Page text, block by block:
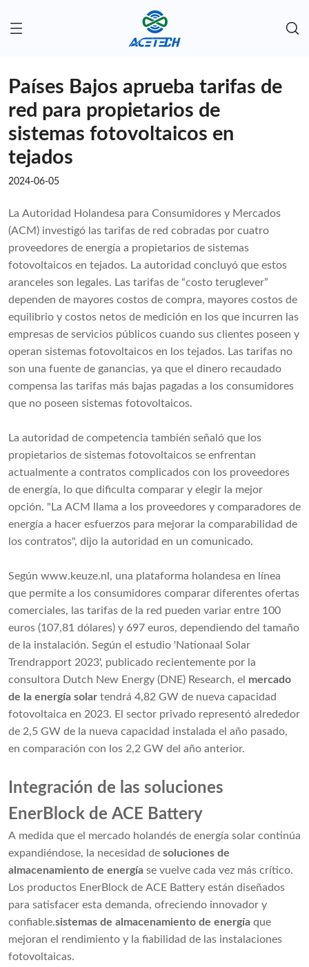
Países Bajos aprueba tarifas de
red para propietarios de
sistemas fotovoltaicos en
tejados
2024-06-05
La Autoridad Holandesa para Consumidores y Mercados
(ACM) investigó las tarifas de red cobradas por cuatro
proveedores de energía a propietarios de sistemas
fotovoltaicos en tejados. La autoridad concluyó que estos
aranceles son legales. Las tarifas de “costo teruglever”
dependen de mayores costos de compra, mayores costos de
equilibrio y costos netos de medición en los que incurren las
empresas de servicios públicos cuando sus clientes poseen y
operan sistemas fotovoltaicos en los tejados. Las tarifas no
son una fuente de ganancias, ya que el dinero recaudado
compensa las tarifas más bajas pagadas a los consumidores
que no poseen sistemas fotovoltaicos.
La autoridad de competencia también señaló que los
propietarios de sistemas fotovoltaicos se enfrentan
actualmente a contratos complicados con los proveedores
de energía, lo que dificulta comparar y elegir la mejor
opción. "La ACM llama a los proveedores y comparadores de
energía a hacer esfuerzos para mejorar la comparabilidad de
los contratos", dijo la autoridad en un comunicado.
Según www.keuze.nl , una plataforma holandesa en línea
que permite a los consumidores comparar diferentes ofertas
comerciales, las tarifas de la red pueden variar entre 100
euros (107,81 dólares) y 697 euros, dependiendo del tamaño
de la instalación. Según el estudio 'Nationaal Solar
Trendrapport 2023', publicado recientemente por la
consultora Dutch New Energy (DNE) Research, el mercado
de la energía solar tendrá 4,82 GW de nueva capacidad
fotovoltaica en 2023. El sector privado representó alrededor
de 2,5 GW de la nueva capacidad instalada el año pasado,
en comparación con los 2,2 GW del año anterior.
Integración de las soluciones
EnerBlock de ACE Battery
A medida que el mercado holandés de energía solar continúa
expandiéndose, la necesidad de soluciones de
almacenamiento de energía se vuelve cada vez más crítico.
Los productos EnerBlock de ACE Battery están diseñados
para satisfacer esta demanda, ofreciendo innovador y
confiable.sistemas de almacenamiento de energía que
mejoran el rendimiento y la fiabilidad de las instalaciones
fotovoltaicas.